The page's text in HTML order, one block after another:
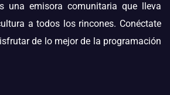
una emisora comunitaria que lleva
a todos los rincones. Conéctate
de lo mejor de la programación